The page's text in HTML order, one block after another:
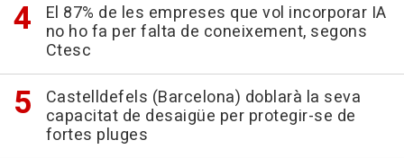
El 87% de les empreses que vol incorporar IA
no ho fa per falta de coneixement, segons
Ctesc
Castelldefels (Barcelona) doblarà la seva
capacitat de desaigüe per protegir-se de
fortes pluges